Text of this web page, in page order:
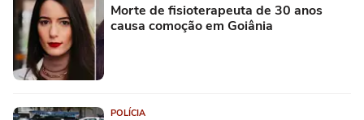
Morte de fisioterapeuta de 30 anos
causa comoção em Goiânia
POLÍCIA